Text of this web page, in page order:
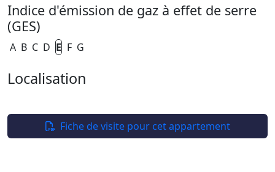
Indice d'émission de gaz à effet de serre
(GES)
A B C D E F G
Localisation
Fiche de visite pour cet appartement